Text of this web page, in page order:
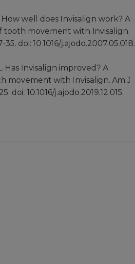
How well does Invisalign work? A
tooth movement with Invisalign.
doi: 10.1016/j.ajodo.2007.05.018.
Has Invisalign improved? A
movement with Invisalign. Am J
10.1016/j.ajodo.2019.12.015.